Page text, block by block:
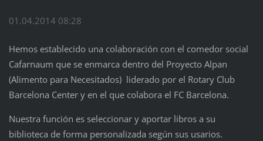
01.04.2014 08:28
Hemos establecido una colaboración con el comedor social
Cafarnaum que se enmarca dentro del Proyecto Alpan
(Alimento para Necesitados) liderado por el Rotary Club
Barcelona Center y en el que colabora el FC Barcelona.
Nuestra función es seleccionar y aportar libros a su
biblioteca de forma personalizada según sus usarios.